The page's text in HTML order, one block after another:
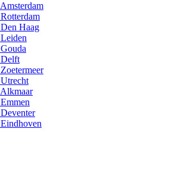
Amsterdam
Rotterdam
Den Haag
Leiden
Gouda
Delft
Zoetermeer
Utrecht
Alkmaar
Emmen
Deventer
Eindhoven